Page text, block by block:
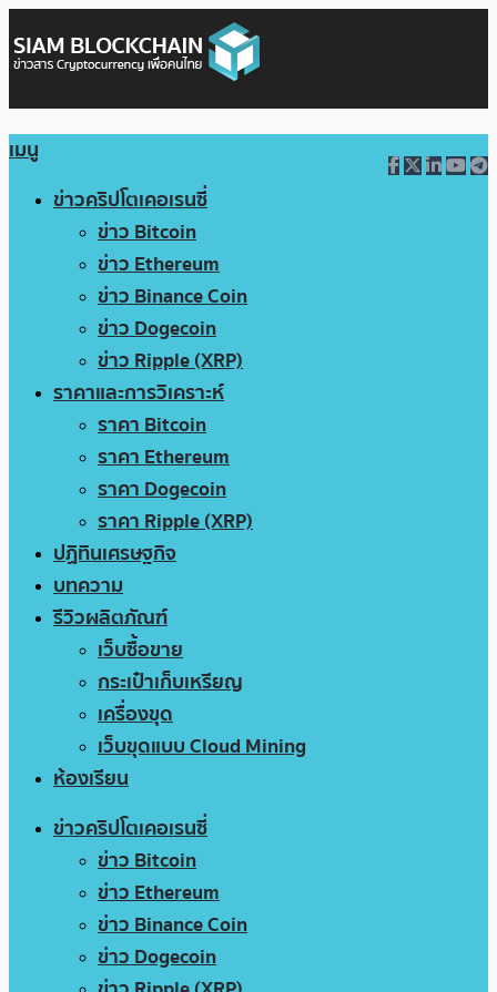
เมนู
ข่าวคริปโตเคอเรนซี่
ข่าว Bitcoin
ข่าว Ethereum
ข่าว Binance Coin
ข่าว Dogecoin
ข่าว Ripple (XRP)
ราคาและการวิเคราะห์
ราคา Bitcoin
ราคา Ethereum
ราคา Dogecoin
ราคา Ripple (XRP)
ปฏิทินเศรษฐกิจ
บทความ
รีวิวผลิตภัณฑ์
เว็บซื้อขาย
กระเป๋าเก็บเหรียญ
เครื่องขุด
เว็บขุดแบบ Cloud Mining
ห้องเรียน
ข่าวคริปโตเคอเรนซี่
ข่าว Bitcoin
ข่าว Ethereum
ข่าว Binance Coin
ข่าว Dogecoin